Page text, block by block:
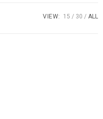
VIEW: 15 30 ALL